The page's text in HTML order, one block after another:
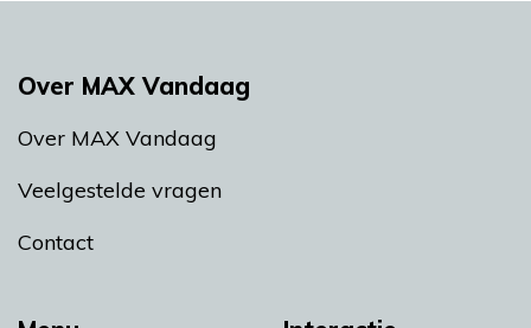
Over MAX Vandaag
Over MAX Vandaag
Veelgestelde vragen
Contact